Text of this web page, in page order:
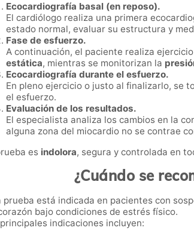
Ecocardiografía basal (en reposo).
El cardiólogo realiza una primera
estado normal, evaluar su estructura y
Fase de esfuerzo.
A continuación, el paciente realiza
estática, mientras se monitorizan la
Ecocardiografía durante el esfuerzo.
En pleno ejercicio o justo al finalizarlo, se
el esfuerzo.
Evaluación de los resultados.
El especialista analiza los cambios en la
alguna zona del miocardio no se contrae
es indolora, segura y controlada en
¿Cuándo se
prueba está indicada en pacientes con
bajo condiciones de estrés físico.
indicaciones incluyen: